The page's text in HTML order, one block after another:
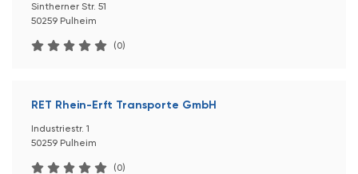
Sintherner Str. 51
50259 Pulheim
(0)
RET Rhein-Erft Transporte GmbH
Industriestr. 1
50259 Pulheim
(0)